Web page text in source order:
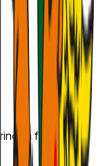
frische,